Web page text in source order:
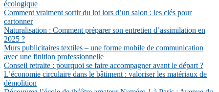
écologique
Comment vraiment sortir du lot lors d’un salon : les clés pour
cartonner
Naturalisation : Comment préparer son entretien d’assimilation en
2025 ?
Murs publicitaires textiles – une forme mobile de communication
avec une finition professionnelle
Conseil retraite : pourquoi se faire accompagner avant le départ ?
L’économie circulaire dans le bâtiment : valoriser les matériaux de
démolition